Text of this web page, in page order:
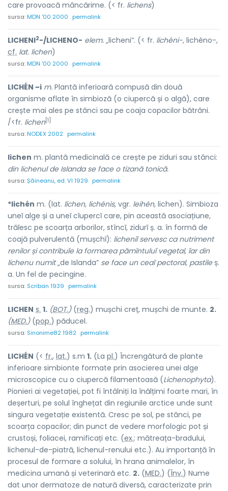
care provoacă mâncărime. (< fr. lichens)
sursa:MDN '00 2000 permalink
LICHENI2-/LICHENO- elem. „licheni”. (< fr. lichéni-, lichéno-,
cf. lat. lichen)
sursa:MDN '00 2000 permalink
LICHÉN ~i m. Plantă inferioară compusă din două
organisme aflate în simbioză (o ciupercă și o algă), care
crește mai ales pe stânci sau pe coaja copacilor bătrâni.
/<fr. lichen[1]
sursa:NODEX 2002 permalink
lichen m. plantă medicinală ce crește pe ziduri sau stânci:
din lichenul de Islanda se face o tizană tonică.
sursa:Șăineanu, ed. VI 1929 permalink
*lichén m. (lat. líchen, lichénis, vgr. leihén, lichen). Simbioza
uneĭ alge și a uneĭ cĭupercĭ care, pin această asociațiune,
trăĭesc pe scoarța arborilor, stîncĭ, zidurĭ ș. a. în formă de
coajă pulverulentă (mușchĭ): licheniĭ servesc ca nutriment
renilor și contribuĭe la formarea pămîntuluĭ vegetal, ĭar din
lichenu numit„de Islanda” se face un ceaĭ pectoral, pastileș.
a. Un fel de pecingine.
sursa: Scriban 1939 permalink
LICHEN s. 1. (BOT.)(reg.) mușchi creț, mușchi de munte. 2.
(MED.)(pop.) păducel.
sursa: Sinonime82 1982 permalink
LICHÉN (< fr., lat.) s.m 1. (La pl.) Încrengătură de plante
inferioare simbionte formate prin asocierea unei alge
microscopice cu o ciupercă filamentoasă (Lichenophyta).
Pionieri ai vegetației, pot fi întâlniți la înălțimi foarte mari, în
deșerturi, pe solul înghețat din regiunile arctice unde sunt
singura vegetație existentă. Cresc pe sol, pe stânci, pe
scoarța copacilor; din punct de vedere morfologic pot și
crustoși, foliacei, ramificați etc. (ex.: mătreața-bradului,
lichenul-de-piatră, lichenul-renului etc.). Au importanță în
procesul de formare a solului, în hrana animalelor, în
medicina umană și veterinară etc. 2. (MED.) (Înv.) Nume
dat unor dermatoze de natură diversă, caracterizate prin